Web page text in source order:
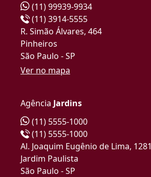
(11) 99939-9934
(11) 3914-5555
R. Simão Álvares, 464
Pinheiros
São Paulo - SP
Ver no mapa
Agência Jardins
(11) 5555-1000
(11) 5555-1000
Al. Joaquim Eugênio de Lima, 1281
Jardim Paulista
São Paulo - SP